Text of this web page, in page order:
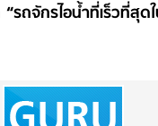
รถจักรไอน้ำที่เร็วที่สุด